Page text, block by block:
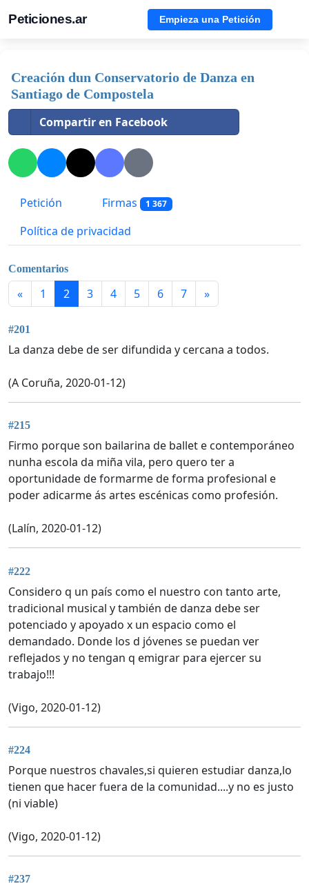
Peticiones.ar Empieza una Petición
Creación dun Conservatorio de Danza en
Santiago de Compostela
Compartir en Facebook
Petición Firmas 1 367
Política de privacidad
Comentarios
« 1 2 3 4 5 6 7 »
#201
La danza debe de ser difundida y cercana a todos.
(A Coruña, 2020-01-12)
#215
Firmo porque son bailarina de ballet e contemporáneo
nunha escola da miña vila, pero quero ter a
oportunidade de formarme de forma profesional e
poder adicarme ás artes escénicas como profesión.
(Lalín, 2020-01-12)
#222
Considero q un país como el nuestro con tanto arte,
tradicional musical y también de danza debe ser
potenciado y apoyado x un espacio como el
demandado. Donde los d jóvenes se puedan ver
reflejados y no tengan q emigrar para ejercer su
trabajo!!!
(Vigo, 2020-01-12)
#224
Porque nuestros chavales,si quieren estudiar danza,lo
tienen que hacer fuera de la comunidad....y no es justo
(ni viable)
(Vigo, 2020-01-12)
#237